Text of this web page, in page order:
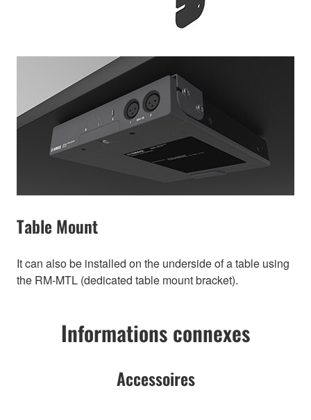
Table Mount
It can also be installed on the underside of a table using
the RM-MTL (dedicated table mount bracket).
Informations connexes
Accessoires